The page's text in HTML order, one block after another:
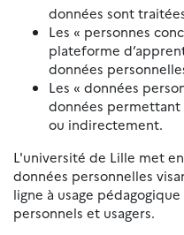
données sont
Les « personnes
plateforme
données
Les « données
données
ou indirectement.
L'université de Lille met
données personnelles
ligne à usage
personnels et usagers.